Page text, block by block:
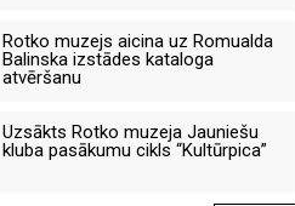
Rotko muzejs aicina uz Romualda
Balinska izstādes kataloga
atvēršanu
Uzsākts Rotko muzeja Jauniešu
kluba pasākumu cikls “Kultūrpica”